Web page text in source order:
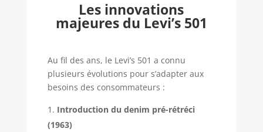
Les innovations
majeures du Levi’s 501
Au fil des ans, le Levi’s 501 a connu
plusieurs évolutions pour s’adapter aux
besoins des consommateurs :
Introduction du denim pré-rétréci
(1963)